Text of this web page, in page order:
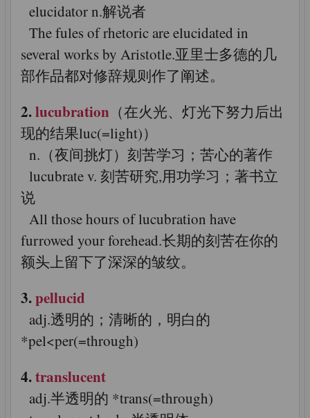
elucidator n.解说者
The fules of rhetoric are elucidated in
several works by Aristotle.亚里士多德的几
部作品都对修辞规则作了阐述。
2.lucubration （在火光、灯光下努力后出
现的结果luc(=light)）
n.（夜间挑灯）刻苦学习；苦心的著作
lucubrate v. 刻苦研究,用功学习；著书立
说
All those hours of lucubration have
furrowed your forehead.长期的刻苦在你的
额头上留下了深深的皱纹。
3.pellucid
adj.透明的；清晰的，明白的
*pel<per(=through)
4.translucent
adj.半透明的 *trans(=through)